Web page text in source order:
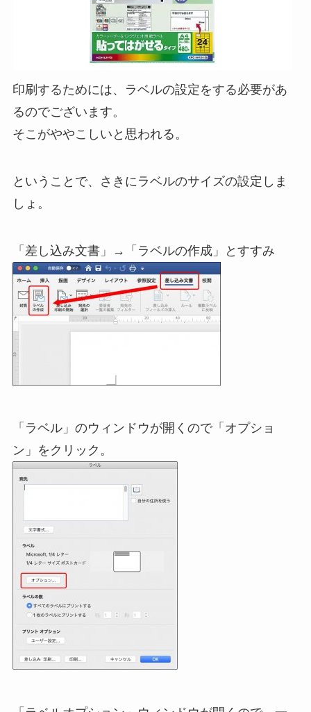
印刷するためには、ラベルの設定をする必要があ
るのでございます。
そこがややこしいと思われる。
ということで、さきにラベルのサイズの設定しま
しょ。
「差し込み文書」→「ラベルの作成」とすすみ
「ラベル」のウィンドウが開くので「オプショ
ン」をクリック。